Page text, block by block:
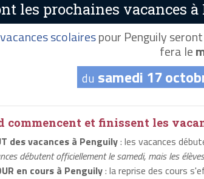
les prochaines vacances
vacances scolairespour Penguily
fera le
du samedi 17
commencent et finissent les
des vacances à Penguily: les vacances
débutent officiellement le samedi, mais les
en cours à Penguily: la reprise des cours